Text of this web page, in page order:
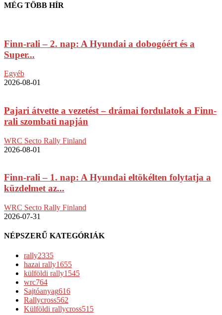
MÉG TÖBB HÍR
Finn-rali – 2. nap: A Hyundai a dobogóért és a
Super...
Egyéb
2026-08-01
Pajari átvette a vezetést – drámai fordulatok a Finn-
rali szombati napján
WRC Secto Rally Finland
2026-08-01
Finn-rali – 1. nap: A Hyundai eltökélten folytatja a
küzdelmet az...
WRC Secto Rally Finland
2026-07-31
NÉPSZERŰ KATEGÓRIÁK
rally2335
hazai rally1655
külföldi rally1545
wrc764
Sajtóanyag616
Rallycross562
Külföldi rallycross515